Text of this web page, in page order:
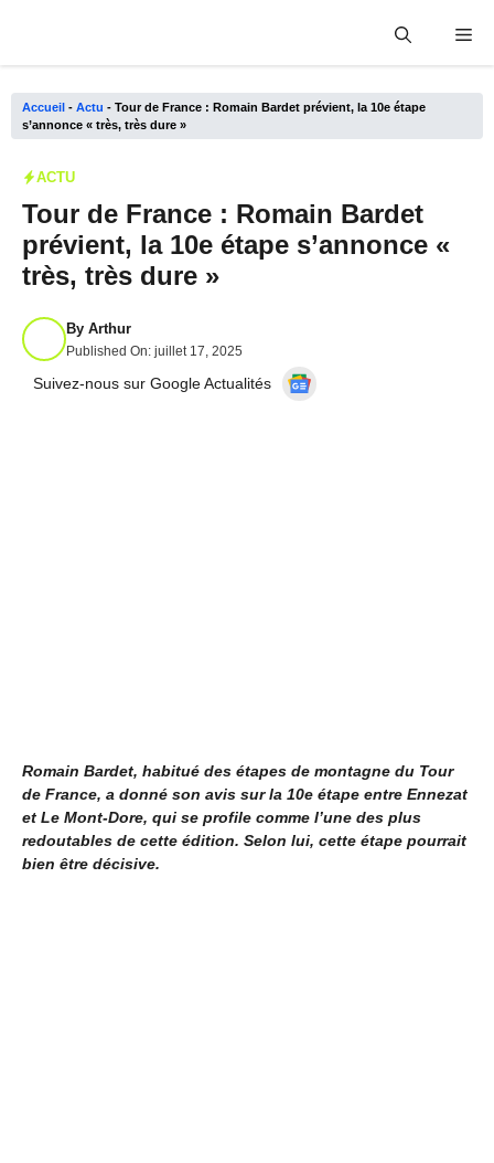
Accueil - Actu - Tour de France : Romain Bardet prévient, la 10e étape
s’annonce « très, très dure »
ACTU
Tour de France : Romain Bardet
prévient, la 10e étape s’annonce «
très, très dure »
By Arthur
Published On: juillet 17, 2025
Suivez-nous sur Google Actualités
Romain Bardet, habitué des étapes de montagne du Tour
de France, a donné son avis sur la 10e étape entre Ennezat
et Le Mont-Dore, qui se profile comme l’une des plus
redoutables de cette édition. Selon lui, cette étape pourrait
bien être décisive.